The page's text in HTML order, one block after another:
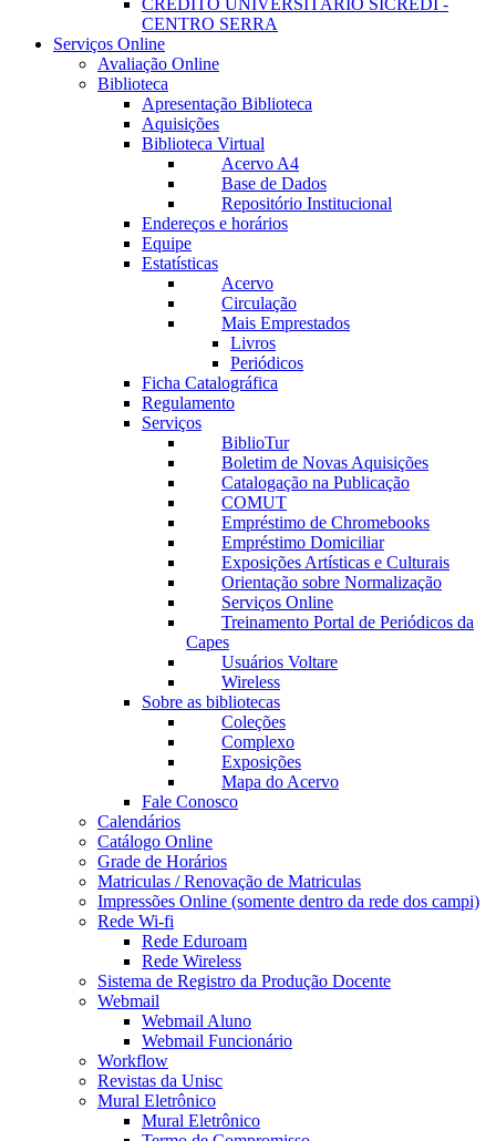
CRÉDITO UNIVERSITÁRIO SICREDI -
CENTRO SERRA
Serviços Online
Avaliação Online
Biblioteca
Apresentação Biblioteca
Aquisições
Biblioteca Virtual
Acervo A4
Base de Dados
Repositório Institucional
Endereços e horários
Equipe
Estatísticas
Acervo
Circulação
Mais Emprestados
Livros
Periódicos
Ficha Catalográfica
Regulamento
Serviços
BiblioTur
Boletim de Novas Aquisições
Catalogação na Publicação
COMUT
Empréstimo de Chromebooks
Empréstimo Domiciliar
Exposições Artísticas e Culturais
Orientação sobre Normalização
Serviços Online
Treinamento Portal de Periódicos da
Capes
Usuários Voltare
Wireless
Sobre as bibliotecas
Coleções
Complexo
Exposições
Mapa do Acervo
Fale Conosco
Calendários
Catálogo Online
Grade de Horários
Matriculas / Renovação de Matriculas
Impressões Online (somente dentro da rede dos campi)
Rede Wi-fi
Rede Eduroam
Rede Wireless
Sistema de Registro da Produção Docente
Webmail
Webmail Aluno
Webmail Funcionário
Workflow
Revistas da Unisc
Mural Eletrônico
Mural Eletrônico